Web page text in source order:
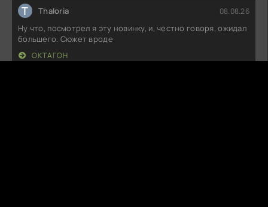
T Thaloria 08.08.26
Ну что, посмотрел я эту новинку, и, честно говоря, ожидал
большего. Сюжет вроде
ОКТАГОН